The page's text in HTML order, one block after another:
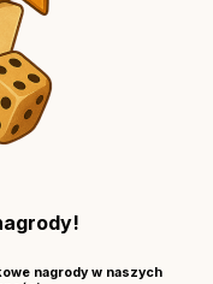
nagrody w naszych